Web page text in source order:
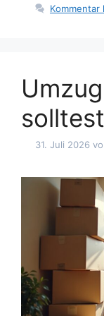
Kommentar
31. Juli 2026